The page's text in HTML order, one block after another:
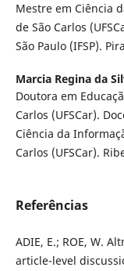
Mestre em Ciência
de São Carlos
São Paulo (IFSP).
Marcia Regina da
Doutora em
Carlos (UFSCar).
Ciência da
Carlos (UFSCar).
Referências
ADIE, E.; ROE, W.
article-level